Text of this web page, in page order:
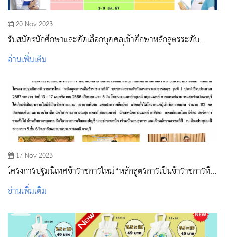
20 Nov 2023
รับสมัครนักศึกษาและคัดเลือกบุคคลเข้าศึกษาหลักสูตรระดับ
ปริญญาตรี ปีการศึกษา 2567 รอบที่ 1 Portfolio
อ่านเพิ่มเติม
17 Nov 2023
โครงการปฐมนิเทศข้าราชการใหม่“หลักสูตรการเป็นข้าราชการที่
ดี”
อ่านเพิ่มเติม